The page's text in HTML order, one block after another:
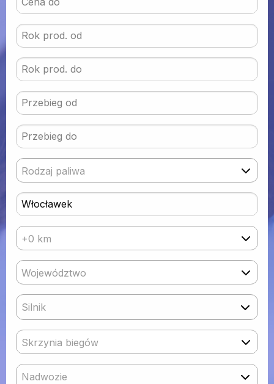
Rodzaj paliwa
+0 km
Województwo
Silnik
Skrzynia biegów
Nadwozie